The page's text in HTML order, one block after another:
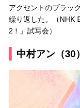
アクセントのブラッ
繰り返した。（NHK
2！』試写会）
中村アン（30）